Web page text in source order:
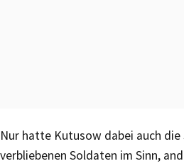
Nur hatte Kutusow dabei auch die
verbliebenen Soldaten im Sinn,